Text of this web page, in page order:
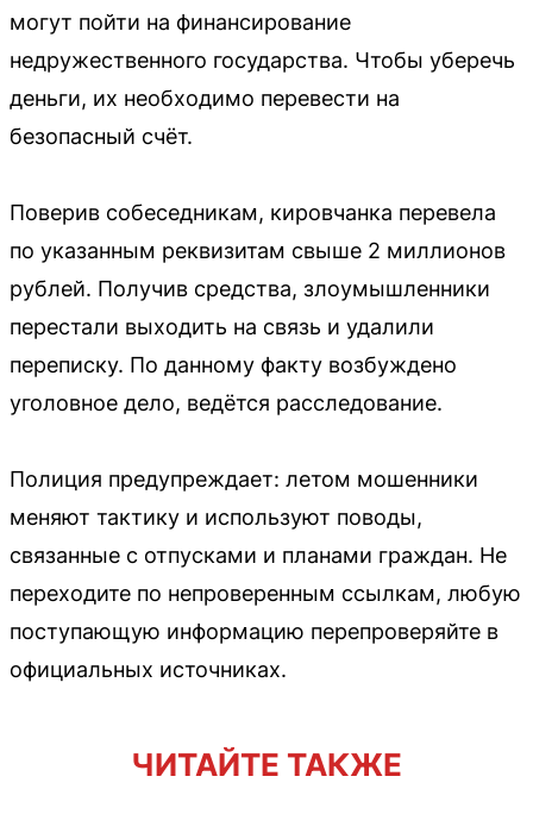
могут пойти на финансирование
недружественного государства. Чтобы уберечь
деньги, их необходимо перевести на
безопасный счёт.
Поверив собеседникам, кировчанка перевела
по указанным реквизитам свыше 2 миллионов
рублей. Получив средства, злоумышленники
перестали выходить на связь и удалили
переписку. По данному факту возбуждено
уголовное дело, ведётся расследование.
Полиция предупреждает: летом мошенники
меняют тактику и используют поводы,
связанные с отпусками и планами граждан. Не
переходите по непроверенным ссылкам, любую
поступающую информацию перепроверяйте в
официальных источниках.
ЧИТАЙТЕ ТАКЖЕ